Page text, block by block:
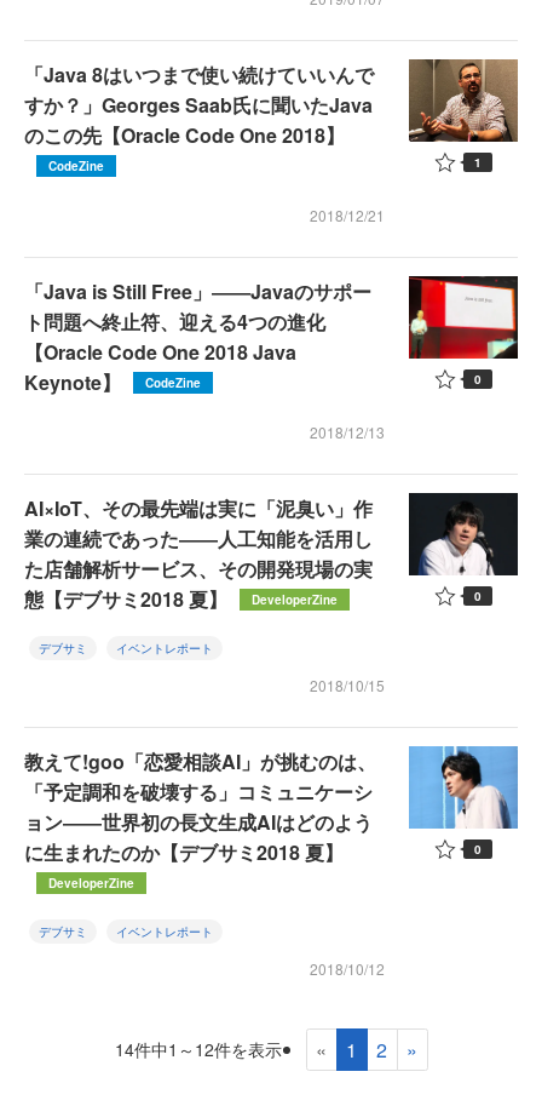
「Java 8はいつまで使い続けていいんで
すか？」Georges Saab氏に聞いたJava
のこの先【Oracle Code One 2018】
CodeZine
2018/12/21
1
「Java is Still Free」――Javaのサポー
ト問題へ終止符、迎える4つの進化
【Oracle Code One 2018 Java
Keynote】
CodeZine
2018/12/13
0
AI×IoT、その最先端は実に「泥臭い」作
業の連続であった――人工知能を活用し
た店舗解析サービス、その開発現場の実
態【デブサミ2018 夏】
DeveloperZine
デブサミ イベントレポート
2018/10/15
0
教えて!goo「恋愛相談AI」が挑むのは、
「予定調和を破壊する」コミュニケーシ
ョン――世界初の長文生成AIはどのよう
に生まれたのか【デブサミ2018 夏】
DeveloperZine
デブサミ イベントレポート
2018/10/12
0
14件中1～12件を表示 « 1 2 »